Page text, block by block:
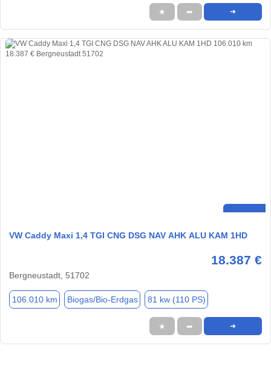
★ ➦ ➜
VW Caddy Maxi 1,4 TGI CNG DSG NAV AHK ALU KAM 1HD
18.387 €
Bergneustadt, 51702
106.010 km Biogas/Bio-Erdgas 81 kw (110 PS)
★ ➦ ➜